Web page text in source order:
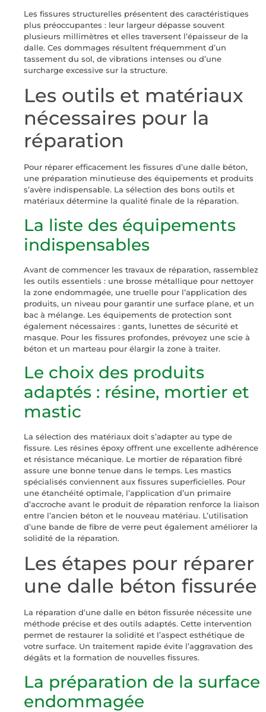
Les fissures structurelles présentent des caractéristiques
plus préoccupantes : leur largeur dépasse souvent
plusieurs millimètres et elles traversent l’épaisseur de la
dalle. Ces dommages résultent fréquemment d’un
tassement du sol, de vibrations intenses ou d’une
surcharge excessive sur la structure.
Les outils et matériaux
nécessaires pour la
réparation
Pour réparer efficacement les fissures d’une dalle béton,
une préparation minutieuse des équipements et produits
s’avère indispensable. La sélection des bons outils et
matériaux détermine la qualité finale de la réparation.
La liste des équipements
indispensables
Avant de commencer les travaux de réparation, rassemblez
les outils essentiels : une brosse métallique pour nettoyer
la zone endommagée, une truelle pour l’application des
produits, un niveau pour garantir une surface plane, et un
bac à mélange. Les équipements de protection sont
également nécessaires : gants, lunettes de sécurité et
masque. Pour les fissures profondes, prévoyez une scie à
béton et un marteau pour élargir la zone à traiter.
Le choix des produits
adaptés : résine, mortier et
mastic
La sélection des matériaux doit s’adapter au type de
fissure. Les résines époxy offrent une excellente adhérence
et résistance mécanique. Le mortier de réparation fibré
assure une bonne tenue dans le temps. Les mastics
spécialisés conviennent aux fissures superficielles. Pour
une étanchéité optimale, l’application d’un primaire
d’accroche avant le produit de réparation renforce la liaison
entre l’ancien béton et le nouveau matériau. L’utilisation
d’une bande de fibre de verre peut également améliorer la
solidité de la réparation.
Les étapes pour réparer
une dalle béton fissurée
La réparation d’une dalle en béton fissurée nécessite une
méthode précise et des outils adaptés. Cette intervention
permet de restaurer la solidité et l’aspect esthétique de
votre surface. Un traitement rapide évite l’aggravation des
dégâts et la formation de nouvelles fissures.
La préparation de la surface
endommagée